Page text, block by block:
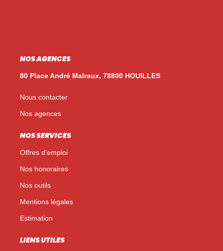
NOS AGENCES
80 Place André Malraux, 78800 HOUILLES
Nous contacter
Nos agences
NOS SERVICES
Offres d'emploi
Nos honoraires
Nos outils
Mentions légales
Estimation
LIENS UTILES